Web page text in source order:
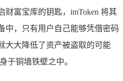
财富宝库的钥匙，imToken 将其
中，只有用户自己能够凭借密码
大大降低了资产被盗取的可能
于铜墙铁壁之中。